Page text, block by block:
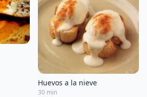
Huevos a la nieve
30 min